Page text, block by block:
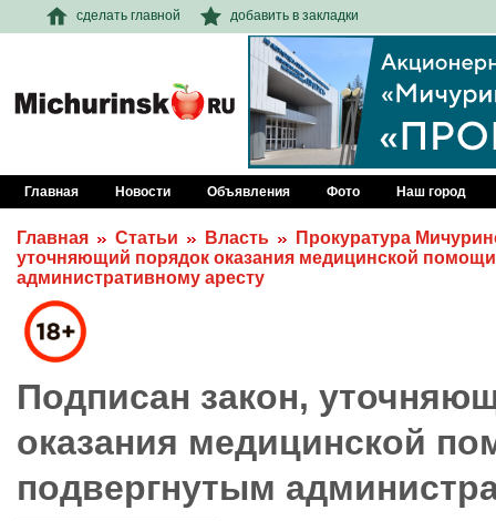
сделать главной добавить в закладки
Главная Новости Объявления Фото Наш город
Главная Статьи Власть
Прокуратура
уточняющий порядок оказания медицинской
административному аресту
Подписан закон,
оказания медицинской
подвергнутым